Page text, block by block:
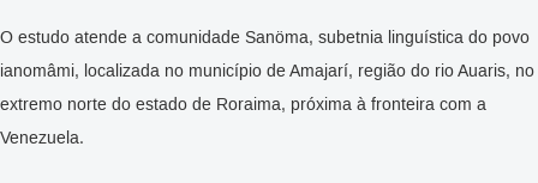
O estudo atende a comunidade Sanöma, subetnia linguística do povo
ianomâmi, localizada no município de Amajarí, região do rio Auaris, no
extremo norte do estado de Roraima, próxima à fronteira com a
Venezuela.